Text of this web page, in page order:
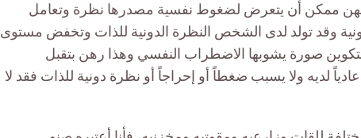
بعض المهن ممكن أن يتعرض لضغوط نفسية مصدرها نظرة وتعامل
وقد تولد لدى الشخص النظرة الدونية للذات وتخفض مستوى
صورة يشوبها الاضطراب النفسي وهذا رهن بتقبل
لديه ولا يسبب ضغطاً أو إحراجاً أو نظرة دونية للذات فقد لا